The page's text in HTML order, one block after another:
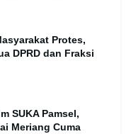
Protes,
DPRD dan Fraksi
SUKA Pamsel,
Meriang Cuma